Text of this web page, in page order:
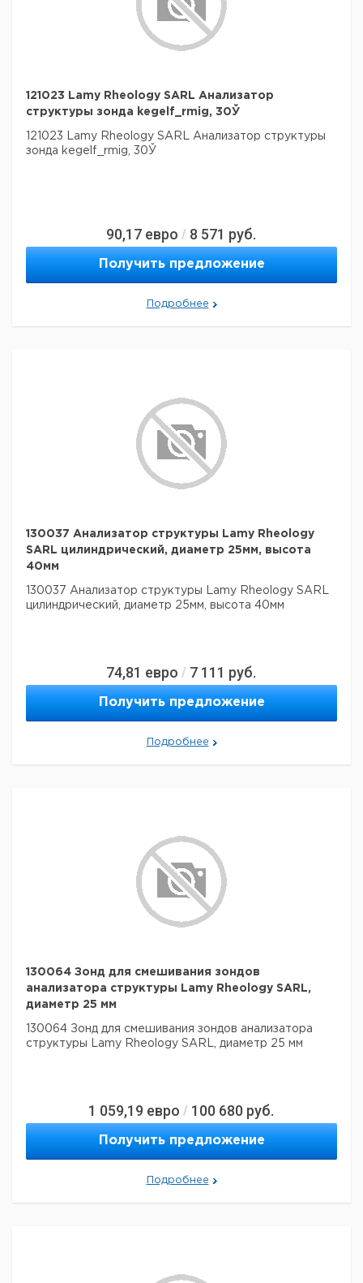
121023 Lamy Rheology SARL Анализатор
структуры зонда kegelf_rmig, 30Ў
121023 Lamy Rheology SARL Анализатор структуры
зонда kegelf_rmig, 30Ў
90,17 евро / 8 571 руб.
Получить предложение
Подробнее
130037 Анализатор структуры Lamy Rheology
SARL цилиндрический, диаметр 25мм, высота
40мм
130037 Анализатор структуры Lamy Rheology SARL
цилиндрический, диаметр 25мм, высота 40мм
74,81 евро / 7 111 руб.
Получить предложение
Подробнее
130064 Зонд для смешивания зондов
анализатора структуры Lamy Rheology SARL,
диаметр 25 мм
130064 Зонд для смешивания зондов анализатора
структуры Lamy Rheology SARL, диаметр 25 мм
1 059,19 евро / 100 680 руб.
Получить предложение
Подробнее